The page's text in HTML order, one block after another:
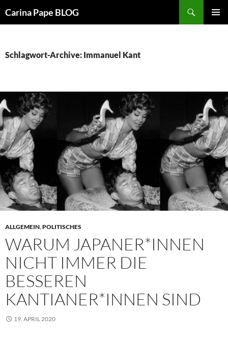
Carina Pape BLOG
Schlagwort-Archive: Immanuel Kant
ALLGEMEIN,POLITISCHES
WARUM JAPANER*INNEN
NICHT IMMER DIE
BESSEREN
KANTIANER*INNEN SIND
19. APRIL 2020